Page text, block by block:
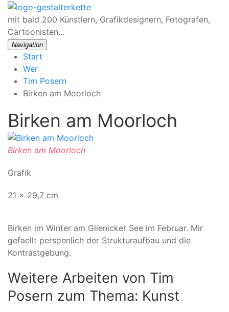
mit bald 200 Künstlern, Grafikdesignern, Fotografen,
Cartoonisten...
Navigation
Start
Wer
Tim Posern
Birken am Moorloch
Birken am Moorloch
Birken am Moorloch
Grafik
21 x 29,7 cm
Birken im Winter am Glienicker See im Februar. Mir
gefaellt persoenlich der Strukturaufbau und die
Kontrastgebung.
Weitere Arbeiten von Tim
Posern zum Thema: Kunst